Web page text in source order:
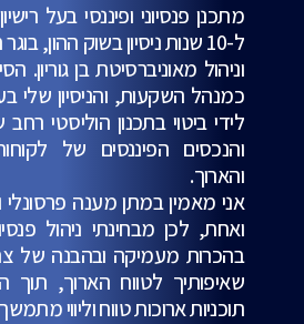
מתכנן פנסיוני ופיננסי בעל
וניהול מאוניברסיטת בן גוריון.
כמנהל השקעות, והניסיון שלי
לידי ביטוי בתכנון הוליסטי
והנכסים הפיננסים של
והארוך.
אני מאמין במתן מענה
ואחת, לכן מבחינתי ניהול
בהכרות מעמיקה ובהבנה של
שאיפותיך לטווח הארוך,
תוכניות ארוכות טווח וליווי